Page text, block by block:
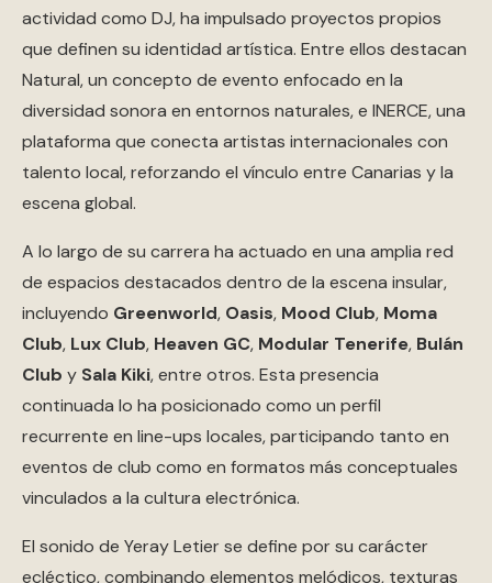
actividad como DJ, ha impulsado proyectos propios
que definen su identidad artística. Entre ellos destacan
Natural, un concepto de evento enfocado en la
diversidad sonora en entornos naturales, e INERCE, una
plataforma que conecta artistas internacionales con
talento local, reforzando el vínculo entre Canarias y la
escena global.
A lo largo de su carrera ha actuado en una amplia red
de espacios destacados dentro de la escena insular,
incluyendo Greenworld, Oasis, Mood Club, Moma
Club, Lux Club, Heaven GC, Modular Tenerife, Bulán
Club y Sala Kiki, entre otros. Esta presencia
continuada lo ha posicionado como un perfil
recurrente en line-ups locales, participando tanto en
eventos de club como en formatos más conceptuales
vinculados a la cultura electrónica.
El sonido de Yeray Letier se define por su carácter
ecléctico, combinando elementos melódicos, texturas